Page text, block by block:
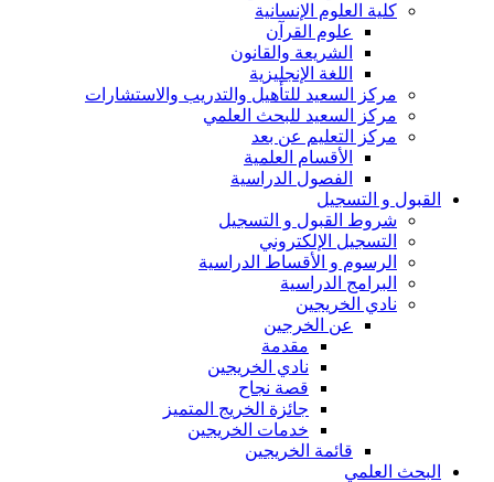
كلية العلوم الإنسانية
علوم القرآن
الشريعة والقانون
اللغة الإنجليزية
مركز السعيد للتأهيل والتدريب والاستشارات
مركز السعيد للبحث العلمي
مركز التعليم عن بعد
الأقسام العلمية
الفصول الدراسية
القبول و التسجيل
شروط القبول و التسجيل
التسجيل الإلكتروني
الرسوم و الأقساط الدراسية
البرامج الدراسية
نادي الخريجين
عن الخرجين
مقدمة
نادي الخريجين
قصة نجاح
جائزة الخريج المتميز
خدمات الخريجين
قائمة الخريجين
البحث العلمي